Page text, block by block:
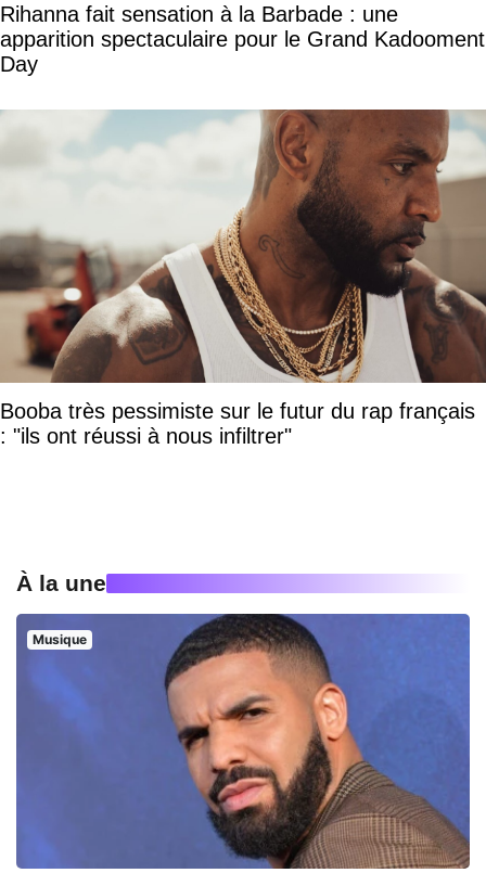
Rihanna fait sensation à la Barbade : une
apparition spectaculaire pour le Grand Kadooment
Day
Booba très pessimiste sur le futur du rap français
: "ils ont réussi à nous infiltrer"
À la une
Musique